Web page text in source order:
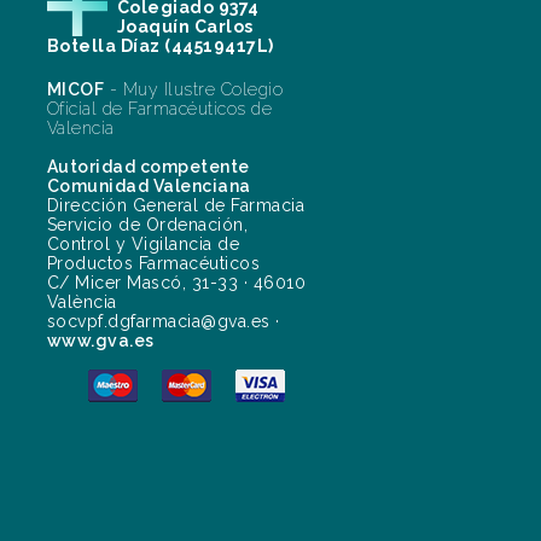
Colegiado 9374
Joaquín Carlos
Botella Díaz (44519417L)
MICOF - Muy Ilustre Colegio
Oficial de Farmacéuticos de
Valencia
Autoridad competente
Comunidad Valenciana
Dirección General de Farmacia
Servicio de Ordenación,
Control y Vigilancia de
Productos Farmacéuticos
C/ Micer Mascó, 31-33 · 46010
València
socvpf.dgfarmacia@gva.es ·
www.gva.es